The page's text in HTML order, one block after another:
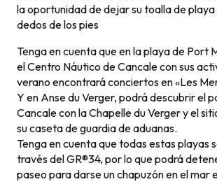
la oportunidad de dejar su toalla de
dedos de los pies
Tenga en cuenta que en la playa de Port
el Centro Náutico de Cancale con sus
verano encontrará conciertos en «Les
Y en Anse du Verger, podrá descubrir el
Cancale con la Chapelle du Verger y el
su caseta de guardia de aduanas.
Tenga en cuenta que todas estas playas
través del GR®34, por lo que podrá
paseo para darse un chapuzón en el mar